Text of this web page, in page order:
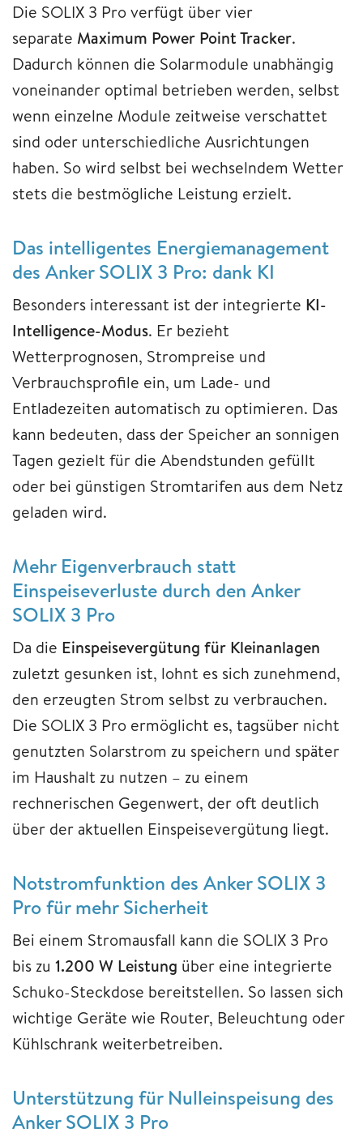
Die SOLIX 3 Pro verfügt über vier
separate Maximum Power Point Tracker.
Dadurch können die Solarmodule unabhängig
voneinander optimal betrieben werden, selbst
wenn einzelne Module zeitweise verschattet
sind oder unterschiedliche Ausrichtungen
haben. So wird selbst bei wechselndem Wetter
stets die bestmögliche Leistung erzielt.
Das intelligentes Energiemanagement
des Anker SOLIX 3 Pro: dank KI
Besonders interessant ist der integrierte KI-
Intelligence-Modus. Er bezieht
Wetterprognosen, Strompreise und
Verbrauchsprofile ein, um Lade- und
Entladezeiten automatisch zu optimieren. Das
kann bedeuten, dass der Speicher an sonnigen
Tagen gezielt für die Abendstunden gefüllt
oder bei günstigen Stromtarifen aus dem Netz
geladen wird.
Mehr Eigenverbrauch statt
Einspeiseverluste durch den Anker
SOLIX 3 Pro
Da die Einspeisevergütung für Kleinanlagen
zuletzt gesunken ist, lohnt es sich zunehmend,
den erzeugten Strom selbst zu verbrauchen.
Die SOLIX 3 Pro ermöglicht es, tagsüber nicht
genutzten Solarstrom zu speichern und später
im Haushalt zu nutzen – zu einem
rechnerischen Gegenwert, der oft deutlich
über der aktuellen Einspeisevergütung liegt.
Notstromfunktion des Anker SOLIX 3
Pro für mehr Sicherheit
Bei einem Stromausfall kann die SOLIX 3 Pro
bis zu 1.200 W Leistung über eine integrierte
Schuko-Steckdose bereitstellen. So lassen sich
wichtige Geräte wie Router, Beleuchtung oder
Kühlschrank weiterbetreiben.
Unterstützung für Nulleinspeisung des
Anker SOLIX 3 Pro